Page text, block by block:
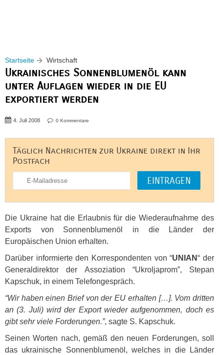
Startseite Wirtschaft
Ukrainisches Sonnenblumenöl kann
unter Auflagen wieder in die EU
exportiert werden
4. Juli 2008 0 Kommentare
Täglich Nachrichten zur Ukraine direkt in Ihr
Postfach
Die Ukraine hat die Erlaubnis für die Wiederaufnahme des
Exports von Sonnenblumenöl in die Länder der
Europäischen Union erhalten.
Darüber informierte den Korrespondenten von “UNIAN“ der
Generaldirektor der Assoziation “Ukroljaprom”, Stepan
Kapschuk, in einem Telefongespräch.
“Wir haben einen Brief von der EU erhalten […]. Vom dritten
an (3. Juli) wird der Export wieder aufgenommen, doch es
gibt sehr viele Forderungen.”, sagte S. Kapschuk.
Seinen Worten nach, gemäß den neuen Forderungen, soll
das ukrainische Sonnenblumenöl, welches in die Länder